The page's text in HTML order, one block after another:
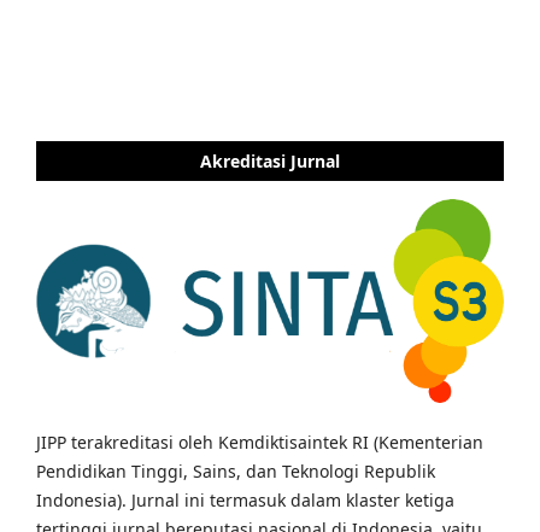
Akreditasi Jurnal
JIPP terakreditasi oleh Kemdiktisaintek RI (Kementerian
Pendidikan Tinggi, Sains, dan Teknologi Republik
Indonesia). Jurnal ini termasuk dalam klaster ketiga